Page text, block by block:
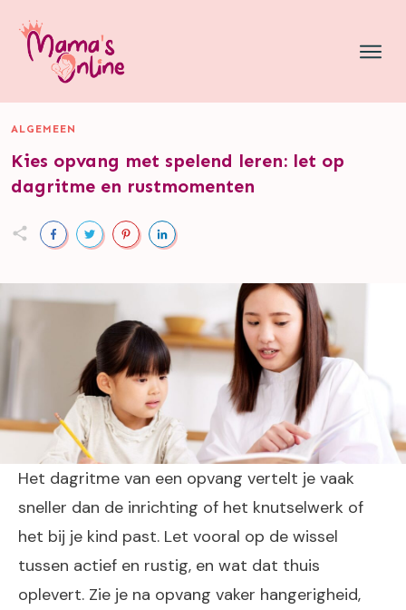
ALGEMEEN
Kies opvang met spelend leren: let op
dagritme en rustmomenten
Het dagritme van een opvang vertelt je vaak
sneller dan de inrichting of het knutselwerk of
het bij je kind past. Let vooral op de wissel
tussen actief en rustig, en wat dat thuis
oplevert. Zie je na opvang vaker hangerigheid,